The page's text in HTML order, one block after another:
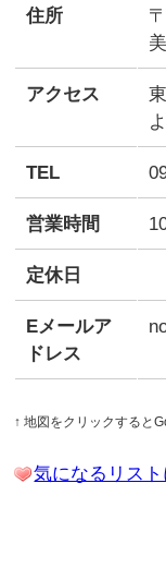
住所
アクセス
TEL
営業時間
定休日
Eメールア
ドレス
↑ 地図をクリックすると
気になるリス